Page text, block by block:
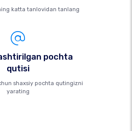
katta tanlovidan tanlang
pochta
qutisi
shaxsiy pochta qutingizni
yarating